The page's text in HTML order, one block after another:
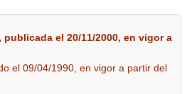
el 20/11/2000, en vigor a
el 09/04/1990, en vigor a partir del